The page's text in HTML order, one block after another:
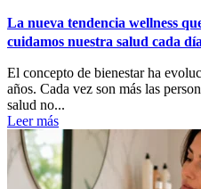
La nueva tendencia wellness
cuidamos nuestra salud cada día
El concepto de bienestar ha
años. Cada vez son más las
salud no...
Leer más